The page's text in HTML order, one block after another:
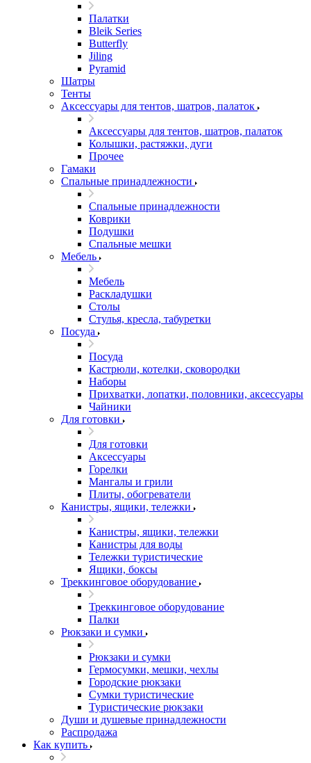
Палатки
Bleik Series
Butterfly
Jiling
Pyramid
Шатры
Тенты
Аксессуары для тентов, шатров, палаток
Аксессуары для тентов, шатров, палаток
Колышки, растяжки, дуги
Прочее
Гамаки
Спальные принадлежности
Спальные принадлежности
Коврики
Подушки
Спальные мешки
Мебель
Мебель
Раскладушки
Столы
Стулья, кресла, табуретки
Посуда
Посуда
Кастрюли, котелки, сковородки
Наборы
Прихватки, лопатки, половники, аксессуары
Чайники
Для готовки
Для готовки
Аксессуары
Горелки
Мангалы и грили
Плиты, обогреватели
Канистры, ящики, тележки
Канистры, ящики, тележки
Канистры для воды
Тележки туристические
Ящики, боксы
Треккинговое оборудование
Треккинговое оборудование
Палки
Рюкзаки и сумки
Рюкзаки и сумки
Гермосумки, мешки, чехлы
Городские рюкзаки
Сумки туристические
Туристические рюкзаки
Души и душевые принадлежности
Распродажа
Как купить